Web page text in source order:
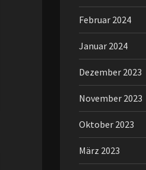
Februar 2024
Januar 2024
Dezember 2023
November 2023
Oktober 2023
März 2023